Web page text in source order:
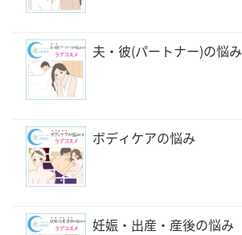
夫・彼(パートナー)の悩み
ボディケアの悩み
妊娠・出産・産後の悩み